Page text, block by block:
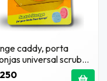
caddy, porta
universal scrub